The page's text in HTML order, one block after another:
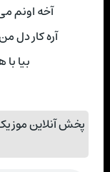
آخه اونم
آره کار دل
بیا
پخش آنلاین